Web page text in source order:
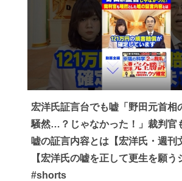
宏洋氏証言台でも嘘「野田元首相
騒然…？じゃなかった！」裁判官
嘘の証言内容とは【宏洋氏・週刊
【宏洋氏の嘘を正して更生を願う
#shorts